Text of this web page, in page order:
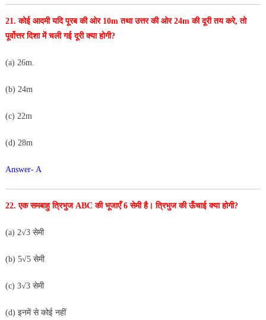
21. कोई आदमी यदि पूरब की ओर 10m तथा उत्तर की ओर 24mकी दूरी तय करे, तो
पूर्वोत्तर दिशा में चली गई दूरी क्या होगी?
(a) 26m.
(b) 24m
(c) 22m
(d) 28m
Answer- A
22. एक समबाहु त्रिभुज ABC की भूजाएँ 6 सेमी है। त्रिभुज की ऊँचाई क्याहोगी?
(a) 2√3 सेमी
(b) 5√5 सेमी
(c) 3√3 सेमी
(d) इनमें से कोई नहीं